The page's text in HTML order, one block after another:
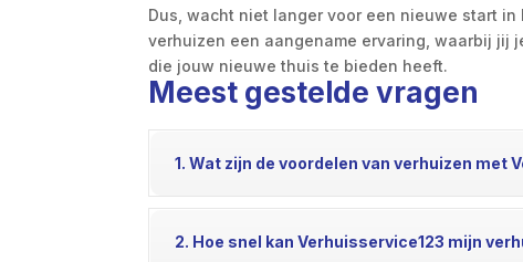
Dus, wacht niet langer voor een nieuwe start
verhuizen een aangename ervaring, waarbij jij
die jouw nieuwe thuis te bieden heeft.
Meest gestelde vragen
1. Wat zijn de voordelen van verhuizen met
2. Hoe snel kan Verhuisservice123 mijn